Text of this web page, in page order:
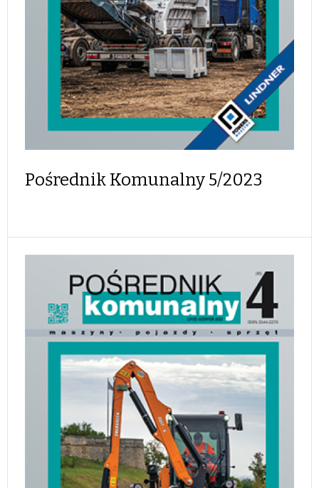
Pośrednik Komunalny 5/2023